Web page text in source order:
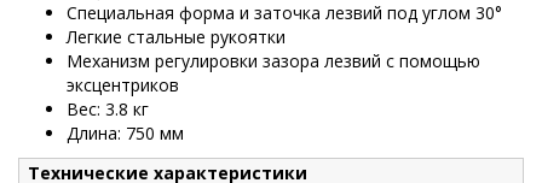
Специальная форма и заточка лезвий под углом 30°
Легкие стальные рукоятки
Механизм регулировки зазора лезвий с помощью
эксцентриков
Вес: 3.8 кг
Длина: 750 мм
Технические характеристики